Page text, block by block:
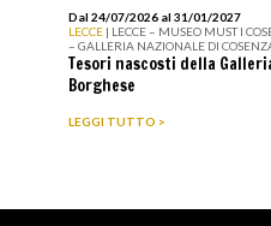
Dal 24/07/2026 al 31/01/2027
LECCE | LECCE – MUSEO MUST I
– GALLERIA NAZIONALE DI
Tesori nascosti della
Borghese
LEGGI TUTTO >